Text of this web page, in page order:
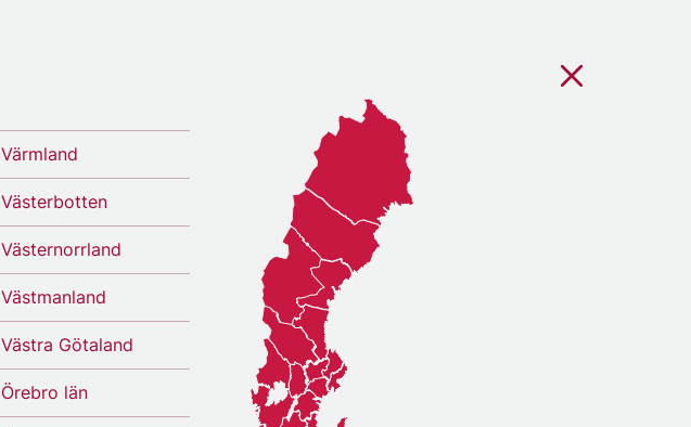
Värmland
Västerbotten
Västernorrland
Västmanland
Västra Götaland
Örebro län